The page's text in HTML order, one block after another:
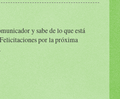
y sabe de lo que está
por la próxima